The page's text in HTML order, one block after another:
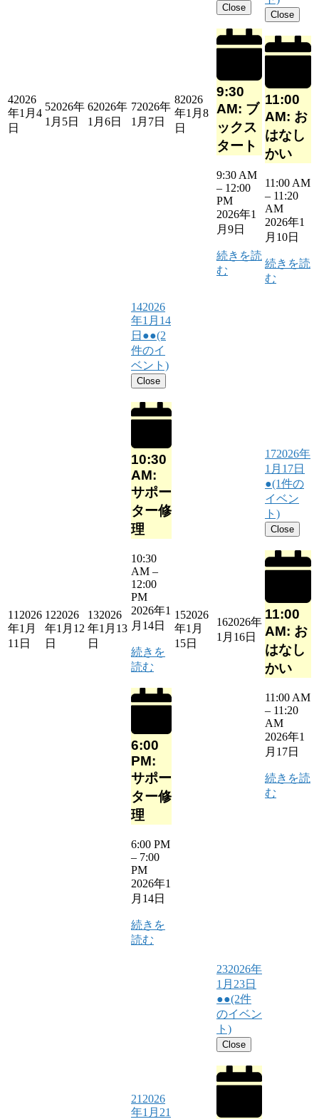
42026
年1月4
日
52026年
1月5日
62026年
1月6日
72026年
1月7日
82026
年1月8
日
Close
9:30
AM: ブ
ックス
タート
9:30 AM
– 12:00
PM
2026年1
月9日
続きを読
む
Close
11:00
AM: お
はなし
かい
11:00 AM
– 11:20
AM
2026年1
月10日
続きを読
む
11 2026
年1月
11日
122026
年1月12
日
132026
年1月13
日
142026
年1月14
日 ●●(2
件のイ
ベント)
Close
10:30
AM:
サポー
ター修
理
10:30
AM –
12:00
PM
2026年1
月14日
続きを
読む
6:00
PM:
サポー
ター修
理
6:00 PM
– 7:00
PM
2026年1
月14日
続きを
読む
152026
年1月
15日
162026年
1月16日
172026年
1月17日
●(1件の
イベン
ト)
Close
11:00
AM: お
はなし
かい
11:00 AM
– 11:20
AM
2026年1
月17日
続きを読
む
21 2026
年1月21
232026年
1月23日
●●(2件
のイベン
ト)
Close